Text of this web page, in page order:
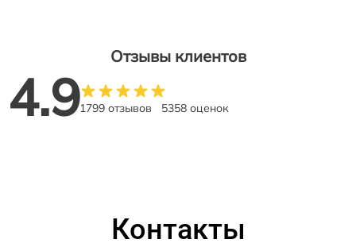
Отзывы клиентов
4.91799 отзывов 5358 оценок
Контакты